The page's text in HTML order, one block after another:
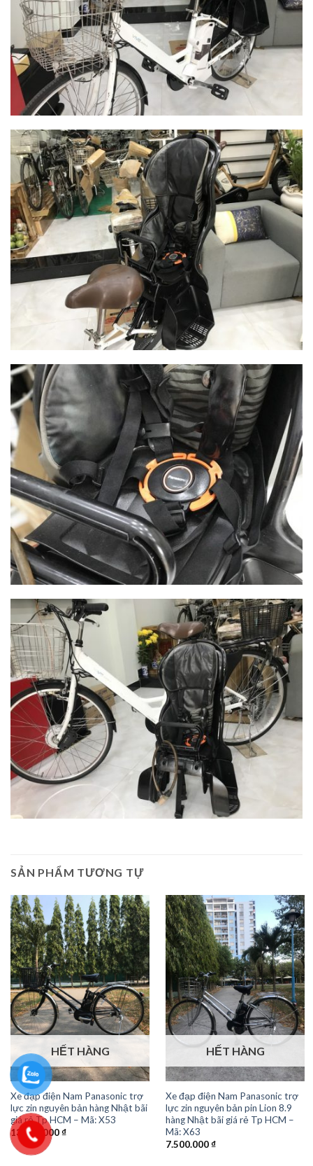
SẢN PHẨM TƯƠNG TỰ
HẾT HÀNG
Xe đạp điện Nam Panasonic trợ
lực zin nguyên bản hàng Nhật bãi
giá rẻ Tp HCM – Mã: X53
13.000.000₫
HẾT HÀNG
Xe đạp điện Nam Panasonic trợ
lực zin nguyên bản pin Lion 8.9
hàng Nhật bãi giá rẻ Tp HCM –
Mã: X63
7.500.000₫